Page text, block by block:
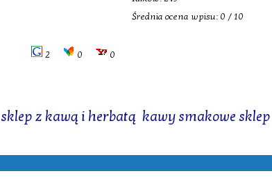
Średnia ocena wpisu: 0 / 10
2 0 0
sklep z kawą i herbatą kawy smakowe sklep